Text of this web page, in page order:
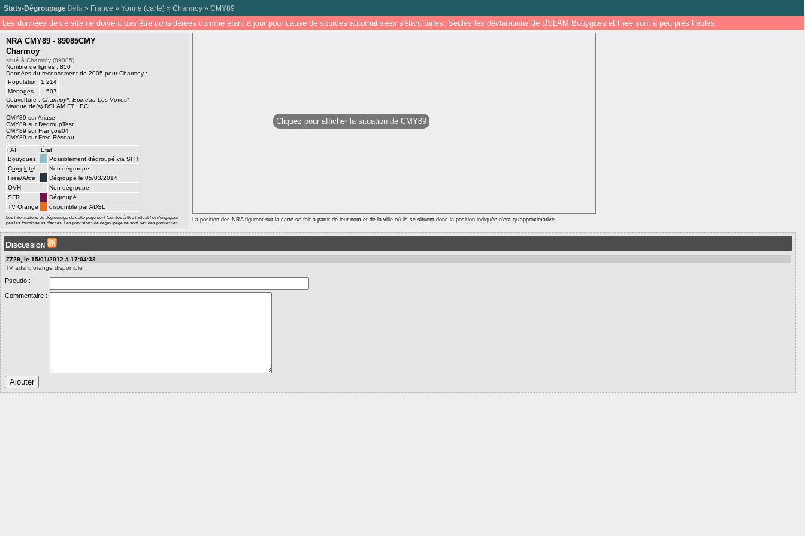
Stats-Dégroupage Bêta » France » Yonne (carte) » Charmoy » CMY89
Les données de ce site ne doivent pas être considérées comme étant à jour pour cause de sources automatisées s'étant taries. Seules les déclarations de DSLAM Bouygues et Free sont à peu près fiables.
NRA CMY89 - 89085CMY
Charmoy
situé à Charmoy (89085)
Nombre de lignes : 850
Données du recensement de 2005 pour Charmoy :
Population
1 214
Ménages
507
Couverture : Charmoy*, Epineau Les Voves*
Marque de(s) DSLAM FT : ECI
CMY89 sur Ariase
CMY89 sur DegroupTest
CMY89 sur François04
CMY89 sur Free-Réseau
FAI
État
Bouygues
Possiblement dégroupé via SFR
Completel
Non dégroupé
Free/Alice
Dégroupé le 05/03/2014
OVH
Non dégroupé
SFR
Dégroupé
TV Orange
disponible par ADSL
Les informations de dégroupage de cette page sont fournies à titre indicatif et n'engagent
pas les fournisseurs d'accès. Les prévisions de dégroupage ne sont pas des promesses.
Cliquez pour afficher la situation de CMY89
La position des NRA figurant sur la carte se fait à partir de leur nom et de la ville où ils se situent donc la position indiquée n'est qu'approximative.
Discussion
ZZ29, le 15/01/2012 à 17:04:33
TV adsl d'orange disponible
Pseudo :
Commentaire :